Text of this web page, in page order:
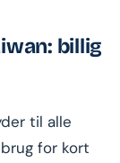
billig
til alle
for kort